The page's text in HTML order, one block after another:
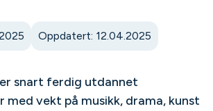
Oppdatert: 12.04.2025
snart ferdig utdannet
vekt på musikk, drama, kunst